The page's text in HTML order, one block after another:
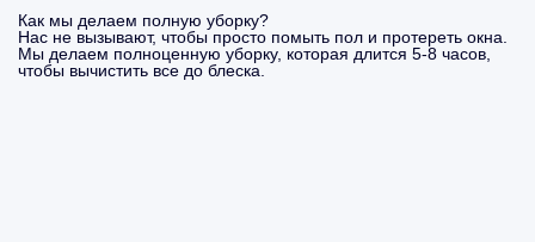
Как мы делаем полную уборку?
Нас не вызывают, чтобы просто помыть пол и протереть окна.
Мы делаем полноценную уборку, которая длится 5-8 часов,
чтобы вычистить все до блеска.